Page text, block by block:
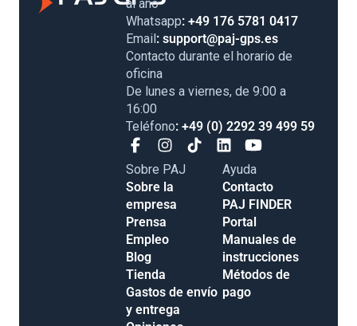
al año
Whatsapp: +49 176 5781 0417
Email: support@paj-gps.es
Contacto durante el horario de
oficina
De lunes a viernes, de 9:00 a
16:00
Teléfono: +49 (0) 2292 39 499 59
Sobre PAJ
Sobre la
empresa
Prensa
Empleo
Blog
Tienda
Gastos de
envío y entrega
Ayuda
Contacto
PAJ FINDER
Portal
Manuales de
instrucciones
Métodos de
pago